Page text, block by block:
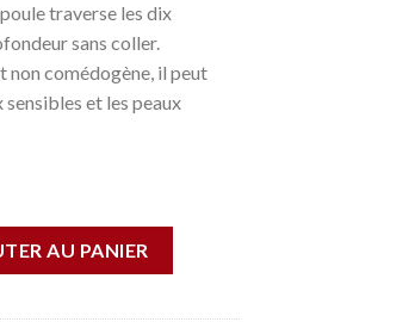
traverse les dix
sans coller.
non comédogène, il peut
et les peaux
AU PANIER